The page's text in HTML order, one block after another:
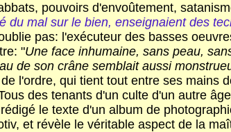
pouvoirs d'envoûtement,
du mal sur le bien, enseignaient des
pas: l'exécuteur des basses
"Une face inhumaine, sans peau,
de son crâne semblait aussi
l'ordre, qui tient tout entre ses mains
des tenants d'un culte d'un autre
le texte d'un album de
et révèle le véritable aspect de la